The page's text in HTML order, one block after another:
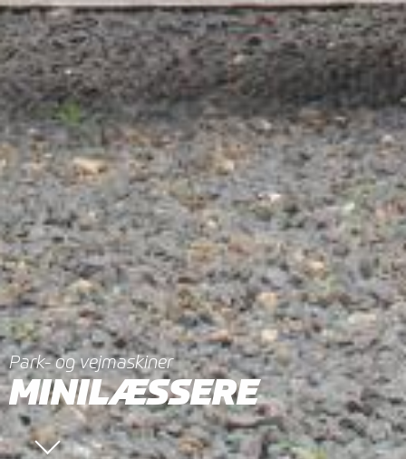
Park- og vejmaskiner
MINILÆSSERE